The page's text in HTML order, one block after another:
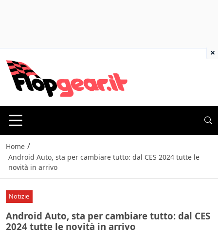
Home /
Android Auto, sta per cambiare tutto: dal CES 2024 tutte le
novità in arrivo
Notizie
Android Auto, sta per cambiare tutto: dal CES
2024 tutte le novità in arrivo
×